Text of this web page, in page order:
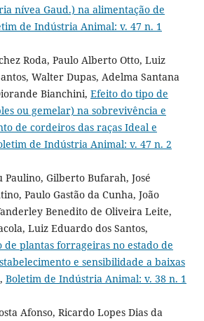
nívea Gaud.) na alimentação de
de Indústria Animal: v. 47 n. 1
Roda, Paulo Alberto Otto, Luiz
Walter Dupas, Adelma Santana
Bianchini, Efeito do tipo de
ou gemelar) na sobrevivência e
de cordeiros das raças Ideal e
de Indústria Animal: v. 47 n. 2
Paulino, Gilberto Bufarah, José
Paulo Gastão da Cunha, João
Benedito de Oliveira Leite,
Luiz Eduardo dos Santos,
de plantas forrageiras no estado de
e sensibilidade a baixas
, Boletim de Indústria Animal: v. 38 n. 1
Afonso, Ricardo Lopes Dias da